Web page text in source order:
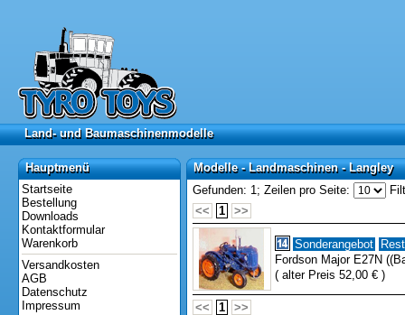
Land- und Baumaschinenmodelle
Land- und Baumaschinenmodelle
Hauptmenü
Hauptmenü
Startseite
Bestellung
Downloads
Kontaktformular
Warenkorb
Versandkosten
AGB
Datenschutz
Impressum
Modelle - Landmaschinen - Langley
Modelle - Landmaschinen - Langley
Gefunden: 1; Zeilen pro Seite:
<<
1 >>
Sonderangebot
Fordson Major E27N
( alter Preis 52,00 € )
<< 1 >>